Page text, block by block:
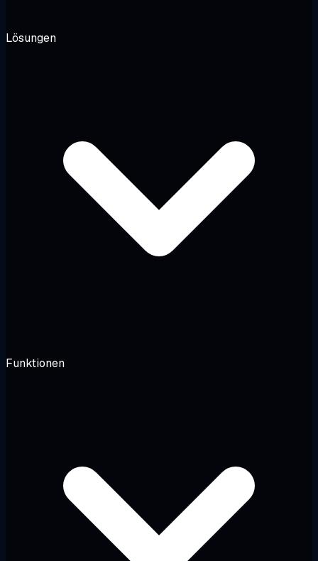
Lösungen
Funktionen